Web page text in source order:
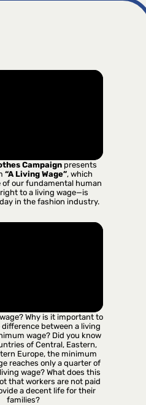
Campaign presents
“A Living Wage”, which
of our fundamental human
to a living wage—is
in the fashion industry.
Why is it important to
between a living
wage? Did you know
of Central, Eastern,
Europe, the minimum
reaches only a quarter of
wage? What does this
that workers are not paid
a decent life for their
families?